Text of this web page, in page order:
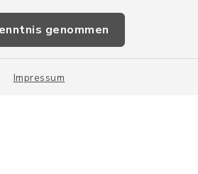
genommen
Impressum
Impressum
Sitemap